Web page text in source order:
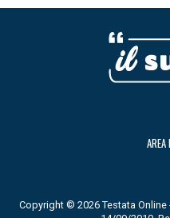
AREA
Copyright © 2026 Testata